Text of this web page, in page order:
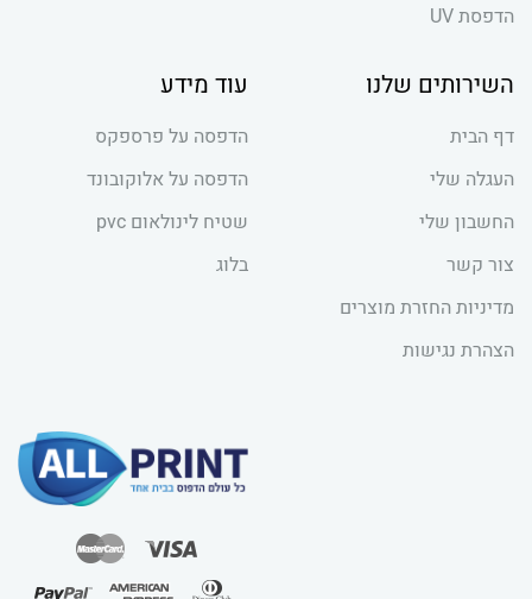
הדפסת UV
השירותים שלנו
דף הבית
העגלה שלי
החשבון שלי
צור קשר
מדיניות החזרת מוצרים
הצהרת נגישות
עוד מידע
הדפסה על פרספקס
הדפסה על אלוקובונד
שטיח לינולאום pvc
בלוג